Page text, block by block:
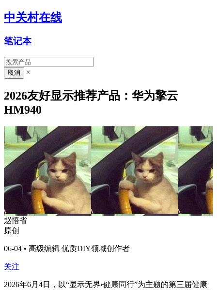
中关村在线
笔记本
×
2026友好显示推荐产品：华为擎云
HM940
赵悟省
原创
06-04 • 高级编辑 优质DIY领域创作者
关注
2026年6月4日，以“显示无界•健康同行”为主题的第三届健康